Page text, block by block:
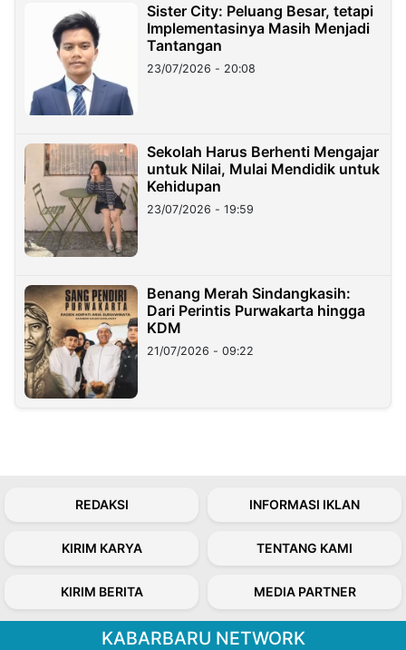
Sister City: Peluang Besar, tetapi
Implementasinya Masih Menjadi
Tantangan
23/07/2026 - 20:08
Sekolah Harus Berhenti Mengajar
untuk Nilai, Mulai Mendidik untuk
Kehidupan
23/07/2026 - 19:59
Benang Merah Sindangkasih:
Dari Perintis Purwakarta hingga
KDM
21/07/2026 - 09:22
REDAKSI INFORMASI IKLAN
KIRIM KARYA TENTANG KAMI
KIRIM BERITA MEDIA PARTNER
KABARBARU NETWORK